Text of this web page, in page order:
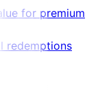
for premium
redemptions